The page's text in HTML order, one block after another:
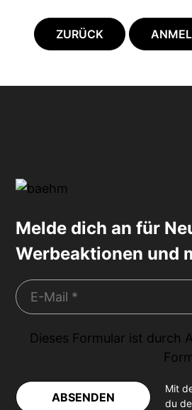
Melde dich an für
Werbeaktionen und
Dieses Formular ist durch
ABSENDEN
Mit
du